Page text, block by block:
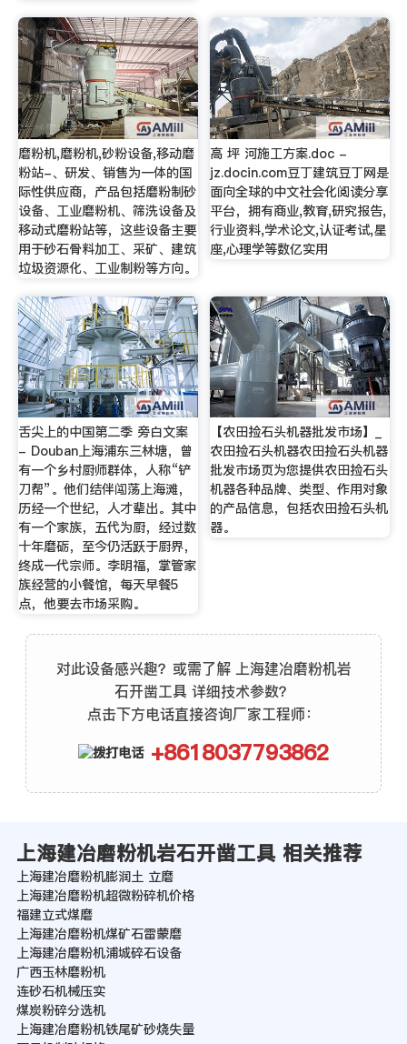
磨粉机,磨粉机,砂粉设备,移动磨
粉站-、研发、销售为一体的国
际性供应商，产品包括磨粉制砂
设备、工业磨粉机、筛洗设备及
移动式磨粉站等，这些设备主要
用于砂石骨料加工、采矿、建筑
垃圾资源化、工业制粉等方向。
高 坪 河施工方案.doc -
jz.docin.com豆丁建筑豆丁网是
面向全球的中文社会化阅读分享
平台，拥有商业,教育,研究报告,
行业资料,学术论文,认证考试,星
座,心理学等数亿实用
舌尖上的中国第二季 旁白文案
- Douban上海浦东三林塘，曾
有一个乡村厨师群体，人称“铲
刀帮”。他们结伴闯荡上海滩，
历经一个世纪，人才辈出。其中
有一个家族，五代为厨，经过数
十年磨砺，至今仍活跃于厨界，
终成一代宗师。李明福，掌管家
族经营的小餐馆，每天早餐5
点，他要去市场采购。
【农田捡石头机器批发市场】_
农田捡石头机器农田捡石头机器
批发市场页为您提供农田捡石头
机器各种品牌、类型、作用对象
的产品信息，包括农田捡石头机
器。
对此设备感兴趣？或需了解 上海建冶磨粉机岩
石开凿工具 详细技术参数？
点击下方电话直接咨询厂家工程师：
+8618037793862
上海建冶磨粉机岩石开凿工具 相关推荐
上海建冶磨粉机膨润土 立磨
上海建冶磨粉机超微粉碎机价格
福建立式煤磨
上海建冶磨粉机煤矿石雷蒙磨
上海建冶磨粉机浦城碎石设备
广西玉林磨粉机
连砂石机械压实
煤炭粉碎分选机
上海建冶磨粉机铁尾矿砂烧失量